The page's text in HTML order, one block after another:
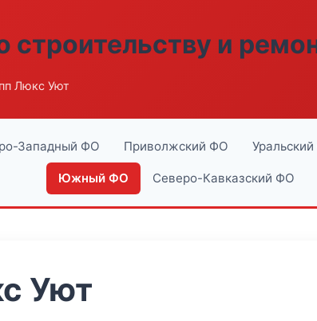
и
Люкс Уют
Западный ФО Приволжский ФО
Южный ФО Северо-Кавказский ФО
Уют